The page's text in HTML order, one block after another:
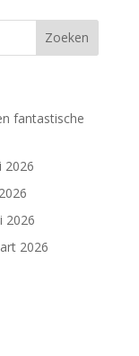
fantastische
2026
2026
2026